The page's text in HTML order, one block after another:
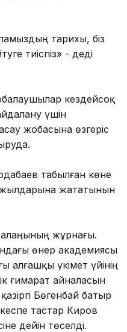
тарихы, біз
тиіспіз» - деді
кездейсоқ
үшін
жобасына өзгеріс
табылған көне
жататынын
алаңының жұрнағы.
өнер академиясы
үкімет үйінің
ғимарат айналасын
Бөгенбай батыр
тастар Киров
дейін төселді.